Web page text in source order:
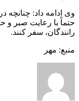
وی ادامه داد: چنانچه
حتماً با رعایت صبر و
رانندگان، سفر کنند.
منبع: مهر